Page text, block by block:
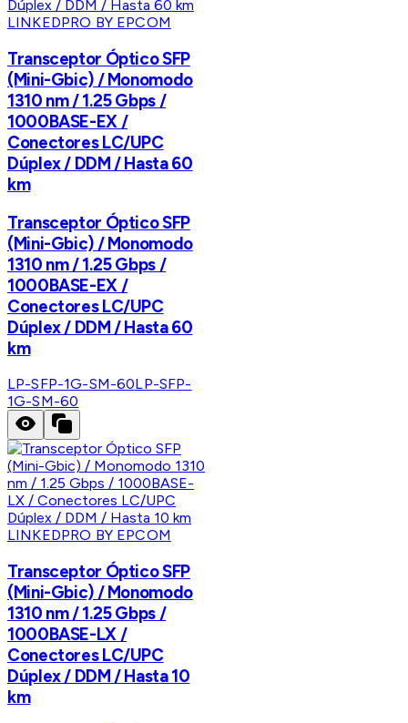
LINKEDPRO BY EPCOM
Transceptor Óptico SFP
(Mini-Gbic) / Monomodo
1310 nm / 1.25 Gbps /
1000BASE-EX /
Conectores LC/UPC
Dúplex / DDM / Hasta 60
km
Transceptor Óptico SFP
(Mini-Gbic) / Monomodo
1310 nm / 1.25 Gbps /
1000BASE-EX /
Conectores LC/UPC
Dúplex / DDM / Hasta 60
km
LP-SFP-1G-SM-60LP-SFP-
1G-SM-60
LINKEDPRO BY EPCOM
Transceptor Óptico SFP
(Mini-Gbic) / Monomodo
1310 nm / 1.25 Gbps /
1000BASE-LX /
Conectores LC/UPC
Dúplex / DDM / Hasta 10
km